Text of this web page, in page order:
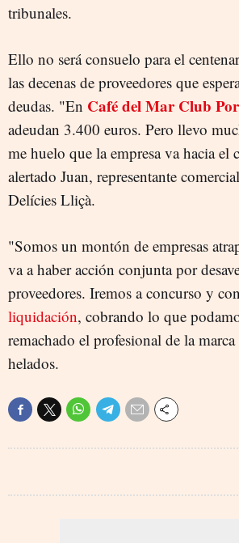
tribunales.
Ello no será consuelo para el
las decenas de proveedores que
deudas. "En Café del Mar Club
adeudan 3.400 euros. Pero llevo
me huelo que la empresa va hacia el
alertado Juan, representante
Delícies Lliçà.
"Somos un montón de empresas
va a haber acción conjunta por
proveedores. Iremos a concurso y
liquidación, cobrando lo que
remachado el profesional de la
helados.